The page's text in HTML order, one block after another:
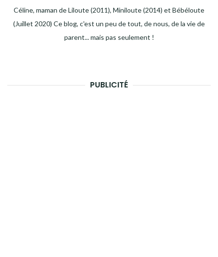
Céline, maman de Liloute (2011), Miniloute (2014) et Bébéloute
(Juillet 2020) Ce blog, c'est un peu de tout, de nous, de la vie de
parent... mais pas seulement !
PUBLICITÉ